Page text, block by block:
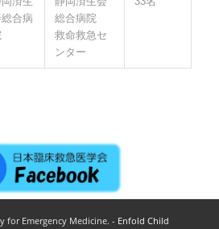
合病
総合病院
救命救急セ
ンター
for Emergency Medicine. - Enfold Child